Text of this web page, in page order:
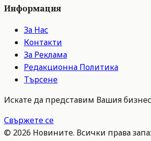
Информация
За Нас
Контакти
За Реклама
Редакционна Политика
Търсене
Искате да представим Вашия
Свържете се
© 2026 Новините. Всички права